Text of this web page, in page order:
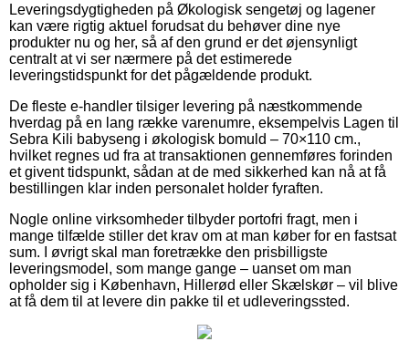
Leveringsdygtigheden på Økologisk sengetøj og lagener
kan være rigtig aktuel forudsat du behøver dine nye
produkter nu og her, så af den grund er det øjensynligt
centralt at vi ser nærmere på det estimerede
leveringstidspunkt for det pågældende produkt.
De fleste e-handler tilsiger levering på næstkommende
hverdag på en lang række varenumre, eksempelvis Lagen til
Sebra Kili babyseng i økologisk bomuld – 70×110 cm.,
hvilket regnes ud fra at transaktionen gennemføres forinden
et givent tidspunkt, sådan at de med sikkerhed kan nå at få
bestillingen klar inden personalet holder fyraften.
Nogle online virksomheder tilbyder portofri fragt, men i
mange tilfælde stiller det krav om at man køber for en fastsat
sum. I øvrigt skal man foretrække den prisbilligste
leveringsmodel, som mange gange – uanset om man
opholder sig i København, Hillerød eller Skælskør – vil blive
at få dem til at levere din pakke til et udleveringssted.